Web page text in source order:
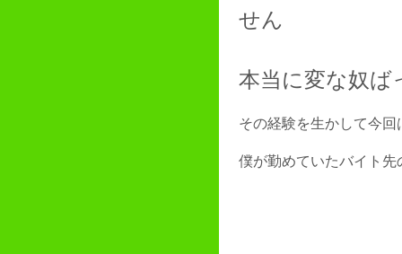
せん
本当に変な奴ば
その経験を生かして今回
僕が勤めていたバイト先